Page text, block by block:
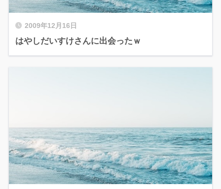
2009年12月16日
はやしだいすけさんに出会ったｗ